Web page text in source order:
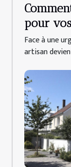
pour
Face à une
artisan